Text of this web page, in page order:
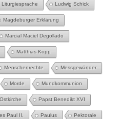
Liturgiesprache Ludwig Schick
Magdeburger Erklärung
Marcial Maciel Degollado
Matthias Kopp
Menschenrechte Messgewänder
Morde Mundkommunion
Ostkirche Papst Benedikt XVI
Paul II. Paulus Pektorale